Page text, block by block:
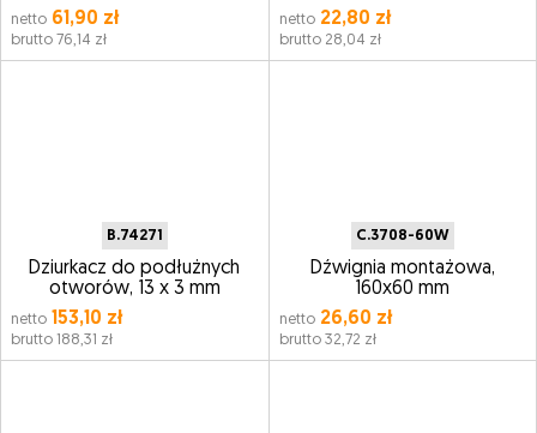
netto 61,90 zł
brutto 76,14 zł
netto22,80 zł
brutto 28,04 zł
B.74271
Dziurkacz do podłużnych
otworów, 13 x 3 mm
netto 153,10 zł
brutto 188,31 zł
C.3708-60W
Dźwignia montażowa,
160x60 mm
netto26,60 zł
brutto 32,72 zł